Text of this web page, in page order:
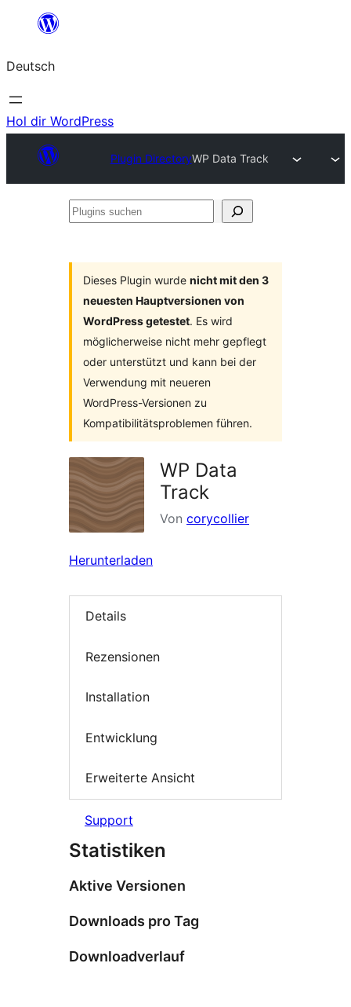
springen
Deutsch
Hol dir WordPress
Plugin DirectoryWP Data Track
Plugins
Dieses Plugin wurde nicht mit den 3
neuesten Hauptversionen von
WordPress getestet. Es wird
möglicherweise nicht mehr gepflegt
oder unterstützt und kann bei der
Verwendung mit neueren
WordPress-Versionen zu
Kompatibilitätsproblemen führen.
WP Data
Track
Von corycollier
Herunterladen
Details
Rezensionen
Installation
Entwicklung
Erweiterte Ansicht
Support
Statistiken
Aktive Versionen
Downloads pro Tag
Downloadverlauf